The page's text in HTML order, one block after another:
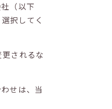
（以下
択してく
されるな
せは、当